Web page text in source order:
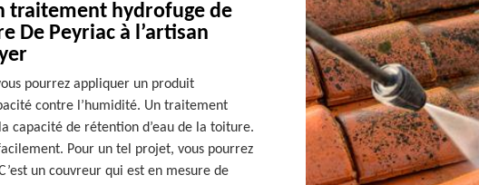
traitement hydrofuge de
De Peyriac à l’artisan
pourrez appliquer un produit
contre l’humidité. Un traitement
capacité de rétention d’eau de la toiture.
Pour un tel projet, vous pourrez
un couvreur qui est en mesure de